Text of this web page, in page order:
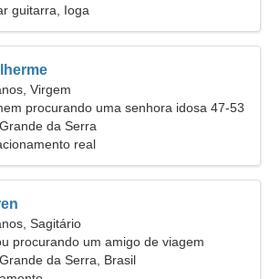
guitarra, Ioga
Virgem
procurando uma senhora idosa 47-53
da Serra
real
Sagitário
procurando um amigo de viagem
da Serra, Brasil